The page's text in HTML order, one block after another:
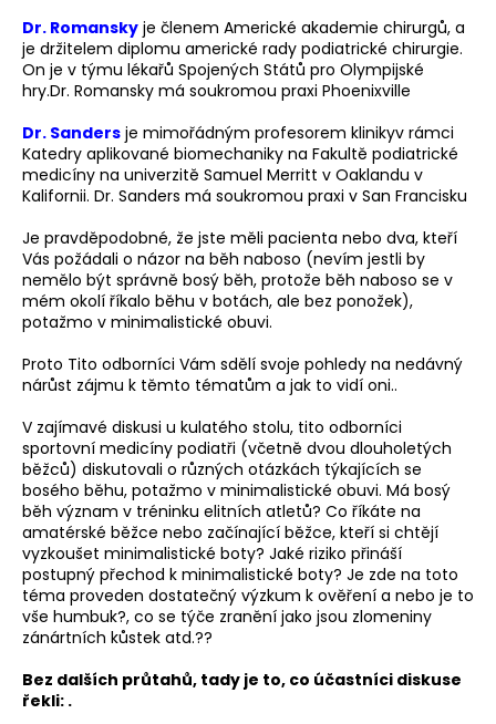
Dr. Romansky je členem Americké akademie chirurgů, a
je držitelem diplomu americké rady podiatrické chirurgie.
On je v týmu lékařů Spojených Států pro Olympijské
hry.Dr. Romansky má soukromou praxi Phoenixville
Dr. Sanders je mimořádným profesorem klinikyv rámci
Katedry aplikované biomechaniky na Fakultě podiatrické
medicíny na univerzitě Samuel Merritt v Oaklandu v
Kalifornii. Dr. Sanders má soukromou praxi v San Francisku
Je pravděpodobné, že jste měli pacienta nebo dva, kteří
Vás požádali o názor na běh naboso (nevím jestli by
nemělo být správně bosý běh, protože běh naboso se v
mém okolí říkalo běhu v botách, ale bez ponožek),
potažmo v minimalistické obuvi.
Proto Tito odborníci Vám sdělí svoje pohledy na nedávný
nárůst zájmu k těmto tématům a jak to vidí oni..
V zajímavé diskusi u kulatého stolu, tito odborníci
sportovní medicíny podiatři (včetně dvou dlouholetých
běžců) diskutovali o různých otázkách týkajících se
bosého běhu, potažmo v minimalistické obuvi. Má bosý
běh význam v tréninku elitních atletů? Co říkáte na
amatérské běžce nebo začínající běžce, kteří si chtějí
vyzkoušet minimalistické boty? Jaké riziko přináší
postupný přechod k minimalistické boty? Je zde na toto
téma proveden dostatečný výzkum k ověření a nebo je to
vše humbuk?, co se týče zranění jako jsou zlomeniny
zánártních kůstek atd.??
Bez dalších průtahů, tady je to, co účastníci diskuse
řekli: .
o
r
u
č
u
j
e
m
e
BĚŽECKÁ
OBUV
JOMA
IV
1
999
Kč
Původně:
2
849
Kč